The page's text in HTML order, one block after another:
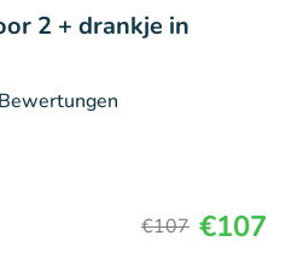
2 + drankje in
€107 €107